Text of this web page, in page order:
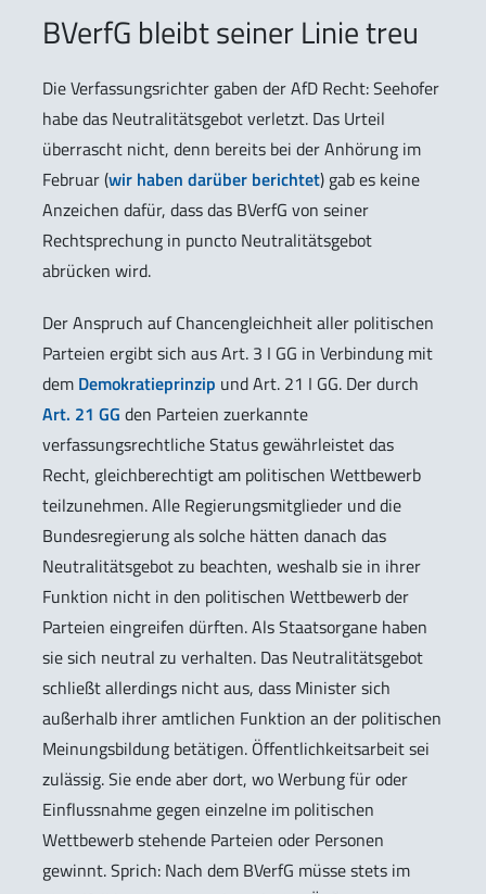
BVerfG bleibt seiner Linie treu
Die Verfassungsrichter gaben der AfD Recht: Seehofer
habe das Neutralitätsgebot verletzt. Das Urteil
überrascht nicht, denn bereits bei der Anhörung im
Februar (wir haben darüber berichtet) gab es keine
Anzeichen dafür, dass das BVerfG von seiner
Rechtsprechung in puncto Neutralitätsgebot
abrücken wird.
Der Anspruch auf Chancengleichheit aller politischen
Parteien ergibt sich aus Art. 3 I GG in Verbindung mit
dem Demokratieprinzip und Art. 21 I GG. Der durch
Art. 21 GG den Parteien zuerkannte
verfassungsrechtliche Status gewährleistet das
Recht, gleichberechtigt am politischen Wettbewerb
teilzunehmen. Alle Regierungsmitglieder und die
Bundesregierung als solche hätten danach das
Neutralitätsgebot zu beachten, weshalb sie in ihrer
Funktion nicht in den politischen Wettbewerb der
Parteien eingreifen dürften. Als Staatsorgane haben
sie sich neutral zu verhalten. Das Neutralitätsgebot
schließt allerdings nicht aus, dass Minister sich
außerhalb ihrer amtlichen Funktion an der politischen
Meinungsbildung betätigen. Öffentlichkeitsarbeit sei
zulässig. Sie ende aber dort, wo Werbung für oder
Einflussnahme gegen einzelne im politischen
Wettbewerb stehende Parteien oder Personen
gewinnt. Sprich: Nach dem BVerfG müsse stets im